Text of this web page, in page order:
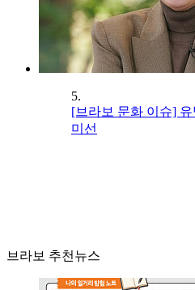
5.
[브라보 문화 이슈]
미선
브라보 추천뉴스